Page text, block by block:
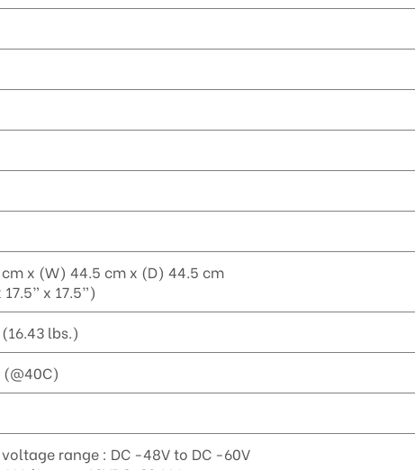
x (W) 44.5 cm x (D) 44.5 cm
17.5” x 17.5”)
lbs.)
(@40C)
range : DC -48V to DC -60V